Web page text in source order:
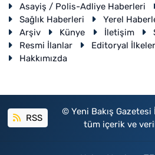
Asayiş / Polis-Adliye Haberleri
Sağlık Haberleri
Yerel
Arşiv
Künye İletişim
Resmi İlanlar
Editoryal İlkeler
Hakkımızda
RSS
© Yeni Bakış
tüm içerik ve